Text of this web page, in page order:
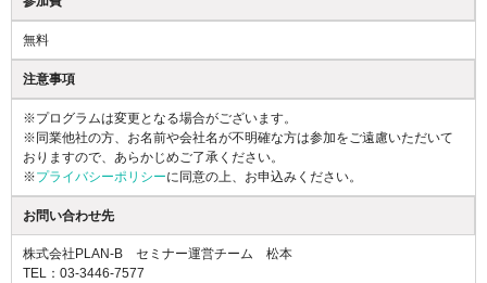
無料
注意事項
※プログラムは変更となる場合がございます。
※同業他社の方、お名前や会社名が不明確な方は参加をご遠慮いただいて
おりますので、あらかじめご了承ください。
※プライバシーポリシーに同意の上、お申込みください。
お問い合わせ先
株式会社PLAN-B セミナー運営チーム 松本
TEL：03-3446-7577